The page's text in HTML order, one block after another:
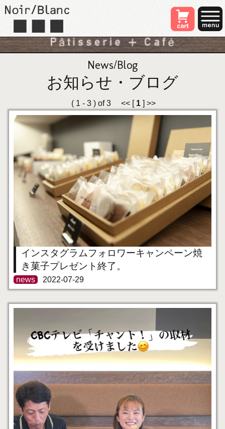
News/Blog
お知らせ・ブログ
( 1 - 3 ) of 3 << [ 1 ] >>
インスタグラムフォロワーキャンペーン焼
き菓子プレゼント終了。
news 2022-07-29